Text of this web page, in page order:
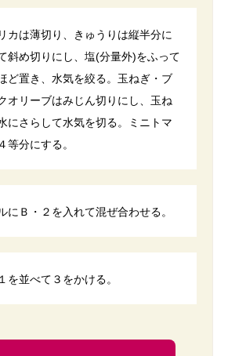
カは薄切り、きゅうりは縦半分に
斜め切りにし、塩(分量外)をふって
ど置き、水気を絞る。玉ねぎ・ブ
オリーブはみじん切りにし、玉ね
にさらして水気を切る。ミニトマ
等分にする。
にＢ・２を入れて混ぜ合わせる。
を並べて３をかける。